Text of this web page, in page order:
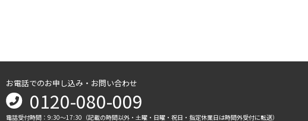
お電話でのお申し込み・お問い合わせ
0120-080-009
電話受付時間：9:30～17:30（記載の時間以外・土曜・日曜・祝日・指定休業日は時間外受付に転送）